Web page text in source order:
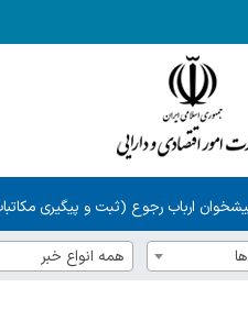
ارباب رجوع (ثبت و پیگیری
همه انواع خبر